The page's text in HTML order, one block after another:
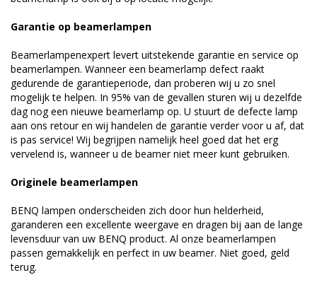
Garantie op beamerlampen
Beamerlampenexpert levert uitstekende garantie en service op
beamerlampen. Wanneer een beamerlamp defect raakt
gedurende de garantieperiode, dan proberen wij u zo snel
mogelijk te helpen. In 95% van de gevallen sturen wij u dezelfde
dag nog een nieuwe beamerlamp op. U stuurt de defecte lamp
aan ons retour en wij handelen de garantie verder voor u af, dat
is pas service! Wij begrijpen namelijk heel goed dat het erg
vervelend is, wanneer u de beamer niet meer kunt gebruiken.
Originele beamerlampen
BENQ lampen onderscheiden zich door hun helderheid,
garanderen een excellente weergave en dragen bij aan de lange
levensduur van uw BENQ product. Al onze beamerlampen
passen gemakkelijk en perfect in uw beamer. Niet goed, geld
terug.